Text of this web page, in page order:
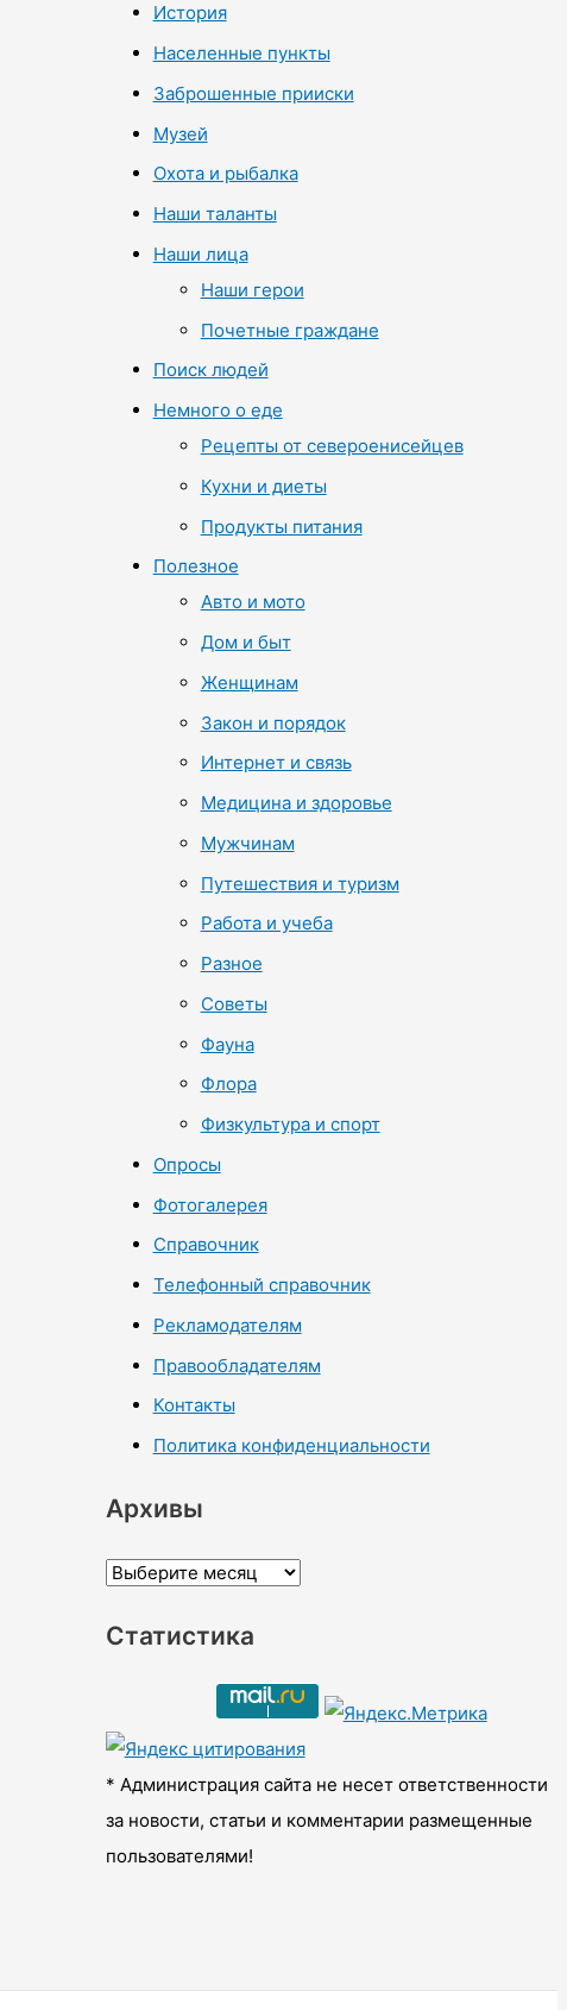
История
Населенные пункты
Заброшенные прииски
Музей
Охота и рыбалка
Наши таланты
Наши лица
Наши герои
Почетные граждане
Поиск людей
Немного о еде
Рецепты от североенисейцев
Кухни и диеты
Продукты питания
Полезное
Авто и мото
Дом и быт
Женщинам
Закон и порядок
Интернет и связь
Медицина и здоровье
Мужчинам
Путешествия и туризм
Работа и учеба
Разное
Советы
Фауна
Флора
Физкультура и спорт
Опросы
Фотогалерея
Справочник
Телефонный справочник
Рекламодателям
Правообладателям
Контакты
Политика конфиденциальности
Архивы
А
х
ы
Статистика
* Администрация сайта не несет ответственности
за новости, статьи и комментарии размещенные
пользователями!